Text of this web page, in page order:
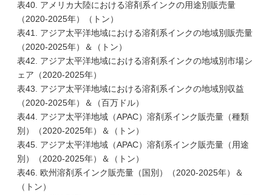
表40. アメリカ大陸における溶剤系インクの用途別販売量
（2020-2025年）（トン）
表41. アジア太平洋地域における溶剤系インクの地域別販売量
（2020-2025年）＆（トン）
表42. アジア太平洋地域における溶剤系インクの地域別市場シ
ェア（2020-2025年）
表43. アジア太平洋地域における溶剤系インクの地域別収益
（2020-2025年）＆（百万ドル）
表44. アジア太平洋地域（APAC）溶剤系インク販売量（種類
別）（2020-2025年）＆（トン）
表45. アジア太平洋地域（APAC）溶剤系インク販売量（用途
別）（2020-2025年）＆（トン）
表46. 欧州溶剤系インク販売量（国別）（2020-2025年）＆
（トン）